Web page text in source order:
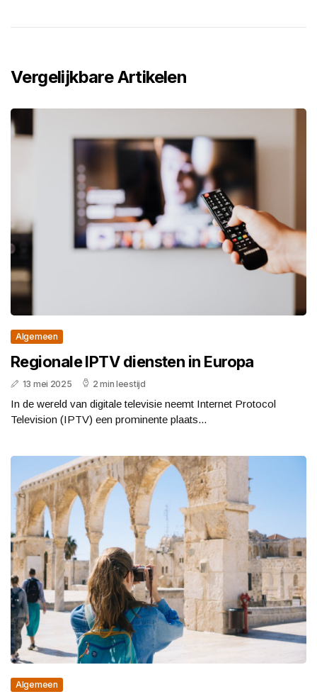
Vergelijkbare Artikelen
Algemeen
Regionale IPTV diensten in Europa
13 mei 2025 2 min leestijd
In de wereld van digitale televisie neemt Internet Protocol
Television (IPTV) een prominente plaats...
Algemeen